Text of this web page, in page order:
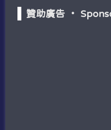
贊助廣告 ‧